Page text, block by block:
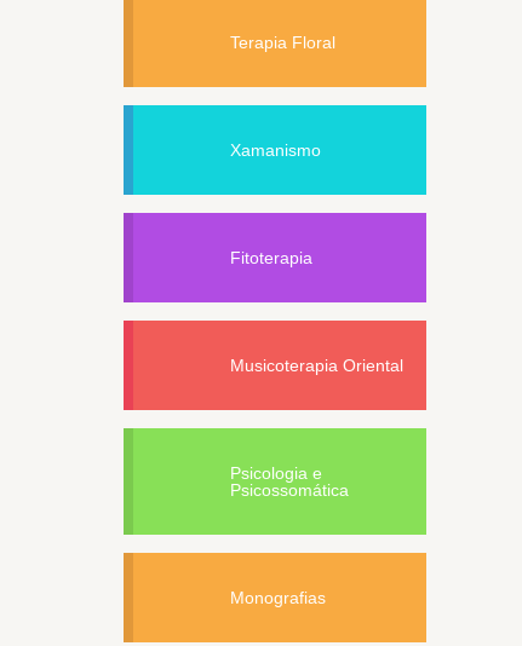
Terapia Floral
Xamanismo
Fitoterapia
Musicoterapia Oriental
Psicologia e
Psicossomática
Monografias